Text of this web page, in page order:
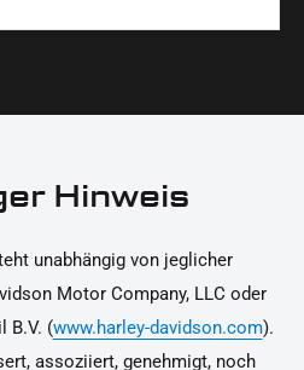
zu installieren.
von 14 Tagen
in unserenHinweis
unabhängig von jeglicher
Motor Company, LLC oder
B.V. (www.harley-davidson.com).
assoziiert, genehmigt, noch